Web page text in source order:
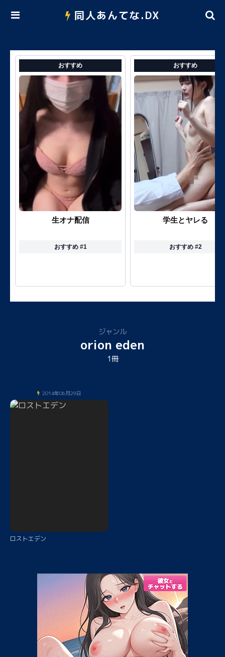
同人あんてな.DX
おすすめ
生オナ配信
おすすめ #1
おすすめ
学生とヤレる
おすすめ #2
ジャンル
orion eden
1冊
2014年06月29日
ロストエデン